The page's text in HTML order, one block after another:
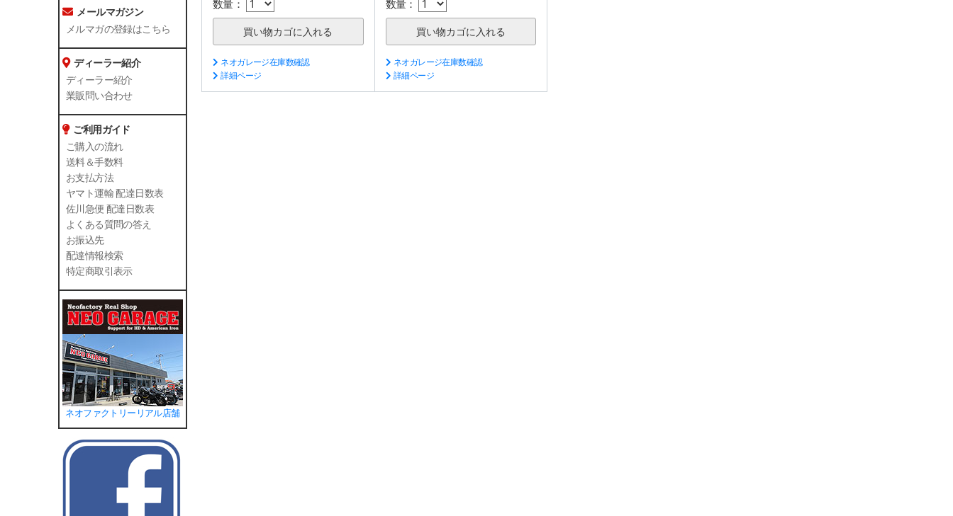
メールマガジン
メルマガの登録はこちら
ディーラー紹介
ディーラー紹介
業販問い合わせ
ご利用ガイド
ご購入の流れ
送料＆手数料
お支払方法
ヤマト運輸 配達日数表
佐川急便 配達日数表
よくある質問の答え
お振込先
配達情報検索
特定商取引表示
ネオファクトリーリアル店舗
数量：
ネオガレージ在庫数確認
詳細ページ
数量：
ネオガレージ在庫数確認
詳細ページ